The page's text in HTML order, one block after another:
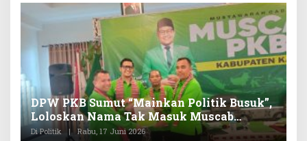
DPW PKB Sumut “Mainkan Politik Busuk”,
Loloskan Nama Tak Masuk Muscab
Pemilihan Ketua DPC PKB Karo
Di Politik | Rabu, 17 Juni 2026